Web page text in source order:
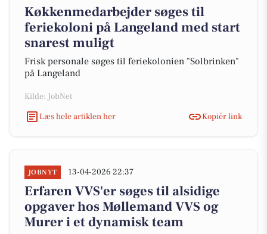
Køkkenmedarbejder søges til
feriekoloni på Langeland med start
snarest muligt
Frisk personale søges til feriekolonien "Solbrinken"
på Langeland
Kilde: JobNet
Læs hele artiklen her
Kopiér link
JOBNYT 13-04-2026 22:37
Erfaren VVS'er søges til alsidige
opgaver hos Møllemand VVS og
Murer i et dynamisk team